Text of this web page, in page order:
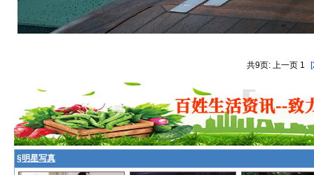
共9页: 上一页 1
§明星写真